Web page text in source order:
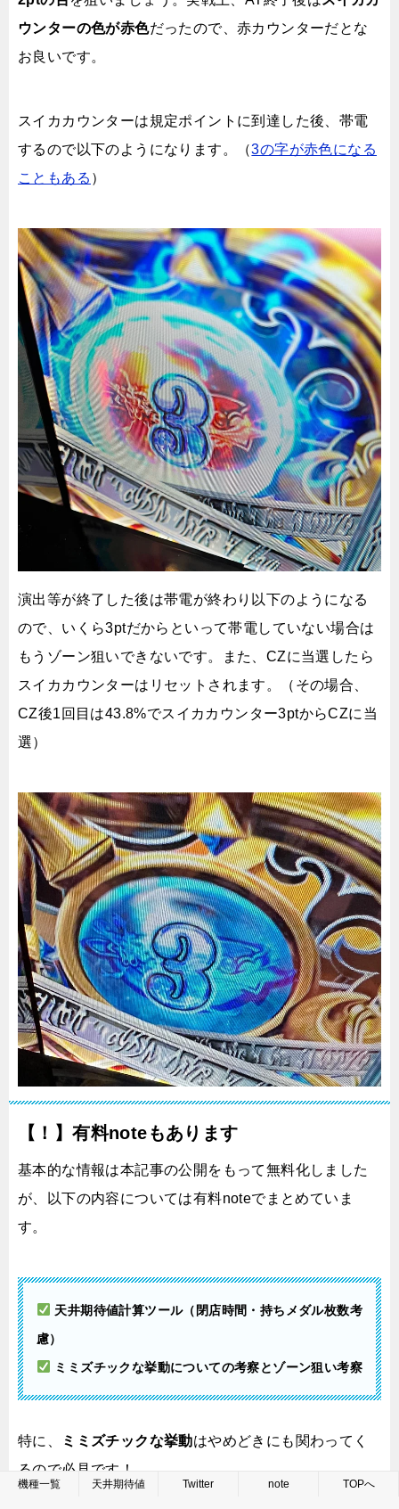
ウンターの色が赤色だったので、赤カウンターだとな
お良いです。
スイカカウンターは規定ポイントに到達した後、帯電
するので以下のようになります。（3の字が赤色になる
こともある ）
演出等が終了した後は帯電が終わり以下のようになる
ので、いくら3ptだからといって帯電していない場合は
もうゾーン狙いできないです。また、CZに当選したら
スイカカウンターはリセットされます。（その場合、
CZ後1回目は43.8%でスイカカウンター3ptからCZに当
選）
【！】有料noteもあります
基本的な情報は本記事の公開をもって無料化しました
が、以下の内容については有料noteでまとめていま
す。
天井期待値計算ツール（閉店時間・持ちメダル枚数考
慮）
ミミズチックな挙動についての考察とゾーン狙い考察
特に、 ミミズチックな挙動はやめどきにも関わってく
るので必見です！
機種一覧 天井期待値 Twitter note TOPへ